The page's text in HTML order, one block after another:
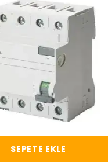
SEPETE EKLE